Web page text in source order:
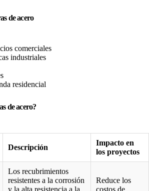
de acero
comerciales
industriales
residencial
de acero?
Descripción
Impacto en
los proyectos
Los recubrimientos
resistentes a la corrosión
y la alta resistencia a la
Reduce los
costos de